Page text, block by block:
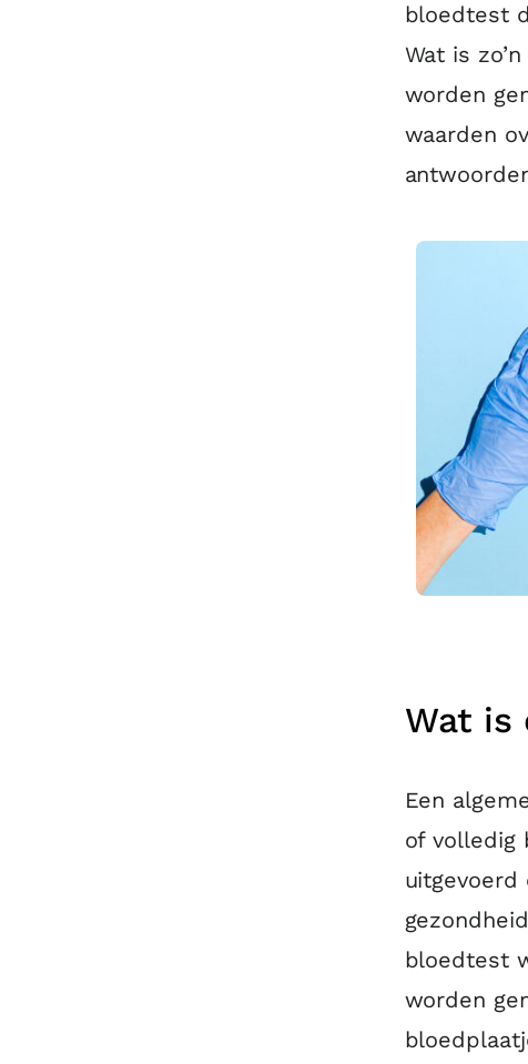
bloedtest
Wat is
worden
waarden
Wat is
Een
of volledig
bloedtest
worden